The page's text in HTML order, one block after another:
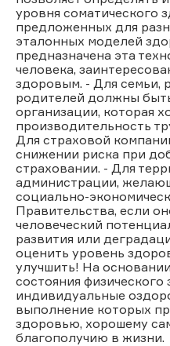
уровня соматического
предложенных для
эталонных моделей
предназначена эта
человека,
здоровым. - Для семьи,
родителей должны
организации, которая
производительность
Для страховой
снижении риска при
страховании. - Для
администрации,
социально-
Правительства, если
человеческий
развития или
оценить уровень
улучшить! На
состояния
индивидуальные
выполнение которых
здоровью, хорошему
благополучию в жизни.